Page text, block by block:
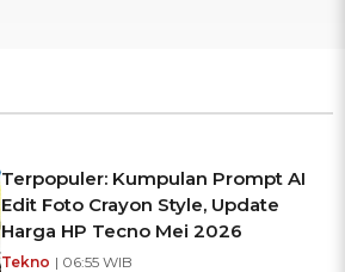
Terpopuler: Kumpulan Prompt AI
Edit Foto Crayon Style, Update
Harga HP Tecno Mei 2026
Tekno | 06:55 WIB